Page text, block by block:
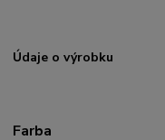
Údaje o výrobku
Farba